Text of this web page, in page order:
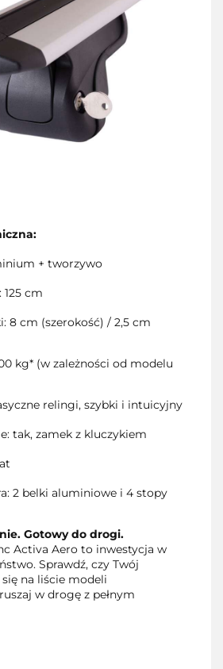
+ tworzywo
125 cm
8 cm (szerokość) / 2,5 cm
kg* (w zależności od modelu
relingi, szybki i intuicyjny
tak, zamek z kluczykiem
2 belki aluminiowe i 4 stopy
Gotowy do drogi.
Activa Aero to inwestycja w
Sprawdź, czy Twój
na liście modeli
w drogę z pełnym